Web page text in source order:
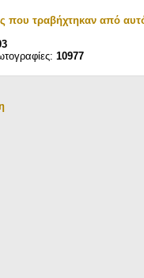
που τραβήχτηκαν από
10977